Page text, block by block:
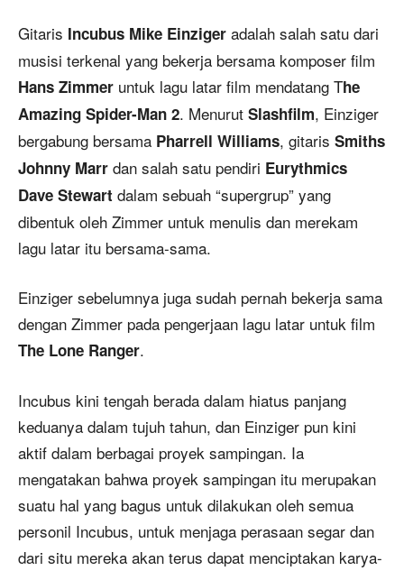
Gitaris Incubus Mike Einziger adalah salah satu dari
musisi terkenal yang bekerja bersama komposer film
Hans Zimmer untuk lagu latar film mendatang The
Amazing Spider-Man 2. Menurut Slashfilm, Einziger
bergabung bersama Pharrell Williams, gitaris Smiths
Johnny Marr dan salah satu pendiri Eurythmics
Dave Stewart dalam sebuah “supergrup” yang
dibentuk oleh Zimmer untuk menulis dan merekam
lagu latar itu bersama-sama.
Einziger sebelumnya juga sudah pernah bekerja sama
dengan Zimmer pada pengerjaan lagu latar untuk film
The Lone Ranger.
Incubus kini tengah berada dalam hiatus panjang
keduanya dalam tujuh tahun, dan Einziger pun kini
aktif dalam berbagai proyek sampingan. Ia
mengatakan bahwa proyek sampingan itu merupakan
suatu hal yang bagus untuk dilakukan oleh semua
personil Incubus, untuk menjaga perasaan segar dan
dari situ mereka akan terus dapat menciptakan karya-